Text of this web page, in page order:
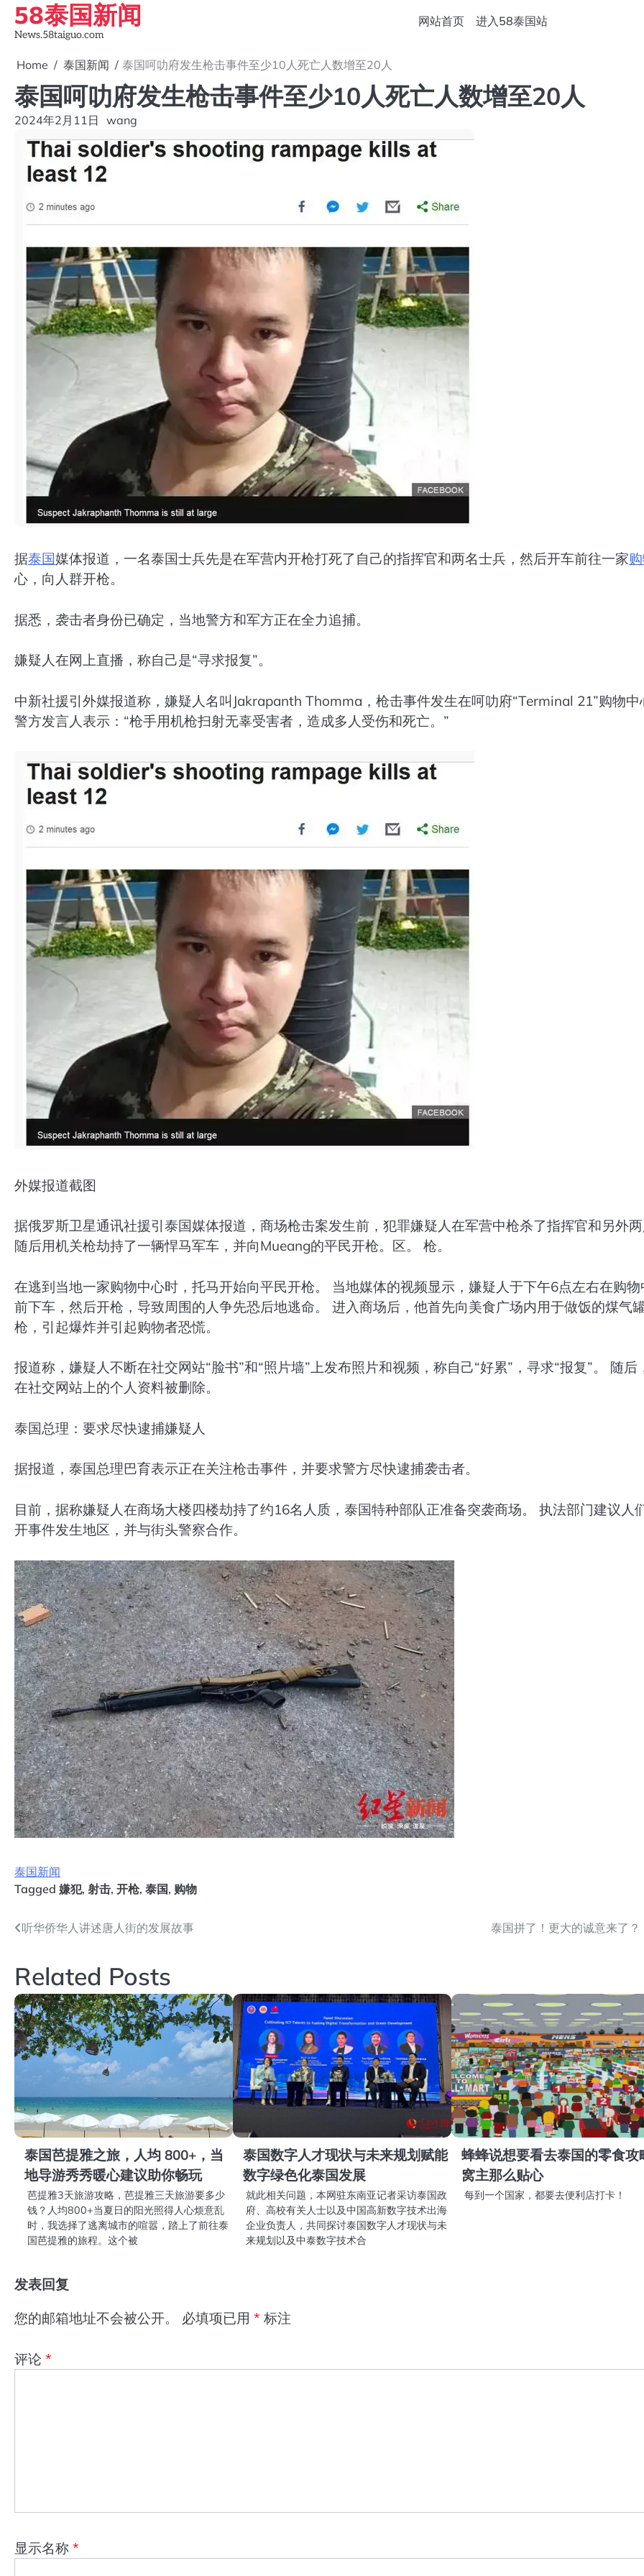
Skip
content
58泰国新闻
News.58taiguo.com
网站首页 进入58泰国站
Home 泰国新闻 泰国呵叻府发生枪击事件至少10人死亡人数增至20人
泰国呵叻府发生枪击事件至少10人死亡人数增至20人
2024年2月11日 wang
据泰国媒体报道，一名泰国士兵先是在军营内开枪打死了自己的指挥官和两名士兵，然后开车前往一家
心，向人群开枪。
据悉，袭击者身份已确定，当地警方和军方正在全力追捕。
嫌疑人在网上直播，称自己是“寻求报复”。
中新社援引外媒报道称，嫌疑人名叫Jakrapanth Thomma，枪击事件发生在呵叻府“Terminal 21”购物中
警方发言人表示：“枪手用机枪扫射无辜受害者，造成多人受伤和死亡。”
外媒报道截图
据俄罗斯卫星通讯社援引泰国媒体报道，商场枪击案发生前，犯罪嫌疑人在军营中枪杀了指挥官和另外
随后用机关枪劫持了一辆悍马军车，并向Mueang的平民开枪。区。 枪。
在逃到当地一家购物中心时，托马开始向平民开枪。 当地媒体的视频显示，嫌疑人于下午6点左右在购物
前下车，然后开枪，导致周围的人争先恐后地逃命。 进入商场后，他首先向美食广场内用于做饭的煤气
枪，引起爆炸并引起购物者恐慌。
报道称，嫌疑人不断在社交网站“脸书”和“照片墙”上发布照片和视频，称自己“好累”，寻求“报复”。 随后
在社交网站上的个人资料被删除。
泰国总理：要求尽快逮捕嫌疑人
据报道，泰国总理巴育表示正在关注枪击事件，并要求警方尽快逮捕袭击者。
目前，据称嫌疑人在商场大楼四楼劫持了约16名人质，泰国特种部队正准备突袭商场。 执法部门建议人
开事件发生地区，并与街头警察合作。
泰国新闻
Tagged 嫌犯, 射击, 开枪, 泰国, 购物
文
导
航
听华侨华人讲述唐人街的发展故事 泰国拼了！更大的诚意来了？
Related Posts
泰国芭提雅之旅，人均 800+，当
地导游秀秀暖心建议助你畅玩
芭提雅3天旅游攻略，芭提雅三天旅游要多少
钱？人均800+当夏日的阳光照得人心烦意乱
时，我选择了逃离城市的喧嚣，踏上了前往泰
国芭提雅的旅程。这个被
泰国数字人才现状与未来规划赋能
数字绿色化泰国发展
就此相关问题，本网驻东南亚记者采访泰国政
府、高校有关人士以及中国高新数字技术出海
企业负责人，共同探讨泰国数字人才现状与未
来规划以及中泰数字技术合
蜂蜂说想要看去泰国的零食攻
窝主那么贴心
每到一个国家，都要去便利店打卡！
发表回复
您的邮箱地址不会被公开。
必填项已用 * 标注
评论 *
显示名称 *